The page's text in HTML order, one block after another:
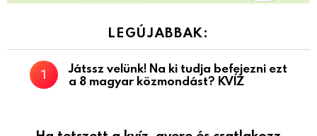
LEGÚJABBAK:
Játssz velünk! Na ki tudja befejezni ezt
a 8 magyar közmondást? KVÍZ